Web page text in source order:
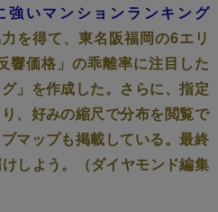
強いマンションランキング
を得て、東名阪福岡の6エリ
響価格」の乖離率に注目した
」を作成した。さらに、指定
、好みの縮尺で分布を閲覧で
マップも掲載している。最終
しよう。（ダイヤモンド編集